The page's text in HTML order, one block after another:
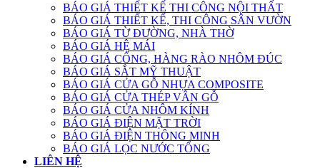
BÁO GIÁ THIẾT KẾ THI CÔNG NỘI THẤT
BÁO GIÁ THIẾT KẾ, THI CÔNG SÂN VƯỜN
BÁO GIÁ TỪ ĐƯỜNG, NHÀ THỜ
BÁO GIÁ HỆ MÁI
BÁO GIÁ CỔNG, HÀNG RÀO NHÔM ĐÚC
BÁO GIÁ SẮT MỸ THUẬT
BÁO GIÁ CỬA GỖ NHỰA COMPOSITE
BÁO GIÁ CỬA THÉP VÂN GỖ
BÁO GIÁ CỬA NHÔM KÍNH
BÁO GIÁ ĐIỆN MẶT TRỜI
BÁO GIÁ ĐIỆN THÔNG MINH
BÁO GIÁ LỌC NƯỚC TỔNG
LIÊN HỆ